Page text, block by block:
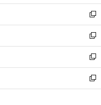
開
く
ウ
で
開
く
ン
ド
ウ
で
開
く
ウ
ィ
ン
ド
ウ
で
開
く
し
い
ウ
ィ
ン
ド
ウ
で
開
新
し
い
ウ
ィ
ン
ド
ウ
新
し
い
ウ
ィ
ン
新
し
い
ウ
新
し